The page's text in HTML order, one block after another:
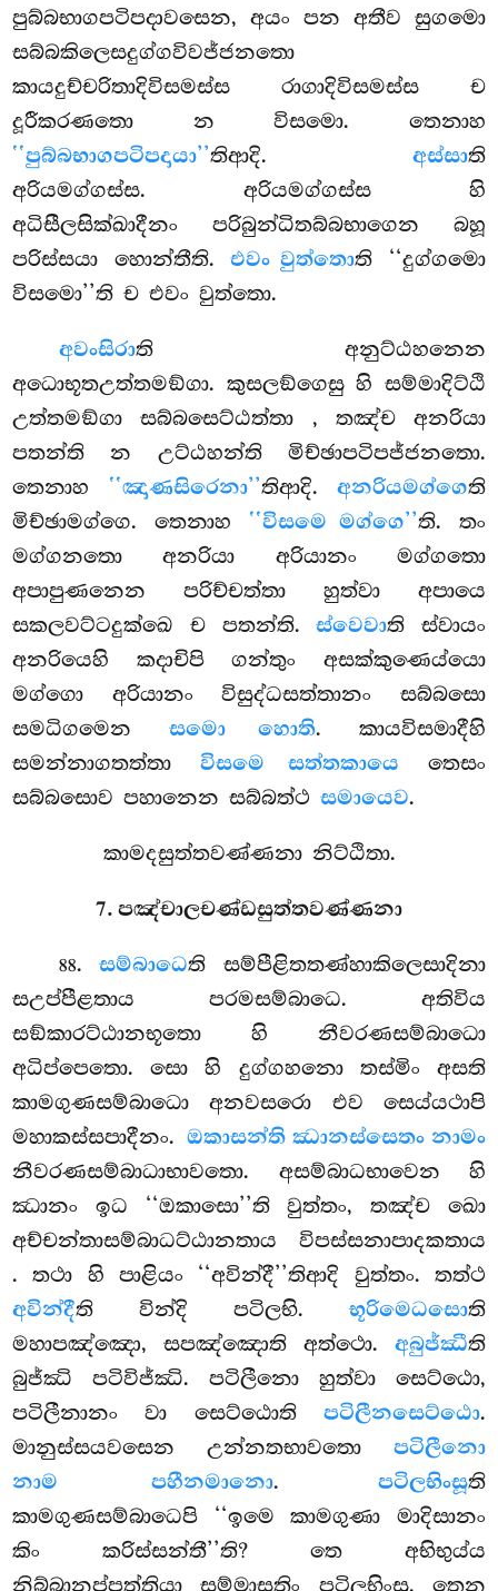
පුබ්බභාගපටිපදාවසෙන, අයං පන අතීව සුගමො
සබ්බකිලෙසදුග්ගවිවජ්ජනතො
කායදුච්චරිතාදිවිසමස්ස රාගාදිවිසමස්ස ච
දූරීකරණතො න විසමො. තෙනාහ
‘‘පුබ්බභාගපටිපදායා’’තිආදි. අස්සාති
අරියමග්ගස්ස. අරියමග්ගස්ස හි
අධිසීලසික්ඛාදීනං පරිබුන්ධිතබ්බභාගෙන බහූ
පරිස්සයා හොන්තීති. එවං වුත්තොති ‘‘දුග්ගමො
විසමො’’ති ච එවං වුත්තො.
අවංසිරාති අනුට්ඨහනෙන
අධොභූතඋත්තමඞ්ගා. කුසලඞ්ගෙසු හි සම්මාදිට්ඨි
උත්තමඞ්ගා සබ්බසෙට්ඨත්තා , තඤ්ච අනරියා
පතන්ති න උට්ඨහන්ති මිච්ඡාපටිපජ්ජනතො.
තෙනාහ ‘‘ඤාණසිරෙනා’’තිආදි. අනරියමග්ගෙති
මිච්ඡාමග්ගෙ. තෙනාහ ‘‘විසමෙ මග්ගෙ’’ති. තං
මග්ගනතො අනරියා අරියානං මග්ගතො
අපාපුණනෙන පරිච්චත්තා හුත්වා අපායෙ
සකලවට්ටදුක්ඛෙ ච පතන්ති.ස්වෙවාති ස්වායං
අනරියෙහි කදාචිපි ගන්තුං අසක්කුණෙය්යො
මග්ගො අරියානං විසුද්ධසත්තානං සබ්බසො
සමධිගමෙනසමො හොති. කායවිසමාදීහි
සමන්නාගතත්තාවිසමෙ සත්තකායෙ තෙසං
සබ්බසොව පහානෙන සබ්බත්ථසමායෙව.
කාමදසුත්තවණ්ණනා නිට්ඨිතා.
7. පඤ්චාලචණ්ඩසුත්තවණ්ණනා
88.සම්බාධෙති සම්පීළිතතණ්හාකිලෙසාදිනා
සඋප්පීළතාය පරමසම්බාධෙ. අතිවිය
සඞ්කාරට්ඨානභූතො හි නීවරණසම්බාධො
අධිප්පෙතො. සො හි දුග්ගහනො තස්මිං අසති
කාමගුණසම්බාධො අනවසරො එව සෙය්යථාපි
මහාකස්සපාදීනං.ඔකාසන්ති ඣානස්සෙතං නාමං
නීවරණසම්බාධාභාවතො. අසම්බාධභාවෙන හි
ඣානං ඉධ ‘‘ඔකාසො’’ති වුත්තං, තඤ්ච ඛො
අච්චන්තාසම්බාධට්ඨානතාය විපස්සනාපාදකතාය
. තථා හි පාළියං ‘‘අවින්දී’’තිආදි වුත්තං. තත්ථ
අවින්දීති වින්දි පටිලභි. භූරිමෙධසොති
මහාපඤ්ඤො, සපඤ්ඤොති අත්ථො. අබුජ්ඣීති
බුජ්ඣි පටිවිජ්ඣි. පටිලීනො හුත්වා සෙට්ඨො,
පටිලීනානං වා සෙට්ඨොති පටිලීනසෙට්ඨො.
මානුස්සයවසෙන උන්නතභාවතො පටිලීනො
නාම පහීනමානො. පටිලභිංසූති
කාමගුණසම්බාධෙපි ‘‘ඉමෙ කාමගුණා මාදිසානං
කිං කරිස්සන්තී’’ති? තෙ අභිභුය්ය
නිබ්බානප්පත්තියා සම්මාසතිං පටිලභිංසු. තෙන